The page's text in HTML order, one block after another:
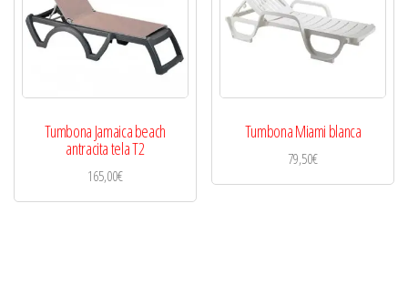
Tumbona Jamaica beach
antracita tela T2
165,00€
Tumbona Miami blanca
79,50€